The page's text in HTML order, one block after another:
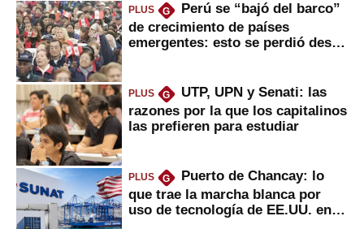
PLUS G
Perú se “bajó del barco”
de crecimiento de países
emergentes: esto se perdió desde
PLUS G
UTP, UPN y Senati: las
razones por la que los capitalinos
las prefieren para estudiar
PLUS G
Puerto de Chancay: lo
que trae la marcha blanca por
uso de tecnología de EE.UU. en